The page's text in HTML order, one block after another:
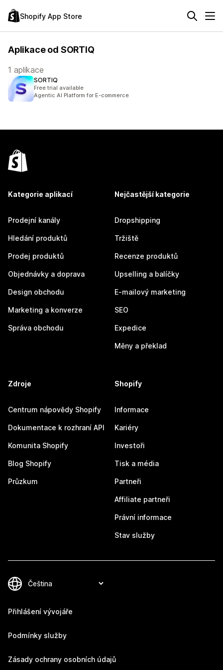
Shopify App Store
Aplikace od SORTIQ
1 aplikace
SORTIQ
Free trial available
Agentic AI Platform for E-commerce
Kategorie aplikací
Prodejní kanály
Hledání produktů
Prodej produktů
Objednávky a doprava
Design obchodu
Marketing a konverze
Správa obchodu
Nejčastější kategorie
Dropshipping
Tržiště
Recenze produktů
Upselling a balíčky
E-mailový marketing
SEO
Expedice
Měny a překlad
Zdroje
Centrum nápovědy Shopify
Dokumentace k rozhraní API
Komunita Shopify
Blog Shopify
Průzkum
Shopify
Informace
Kariéry
Investoři
Tisk a média
Partneři
Affiliate partneři
Právní informace
Stav služby
Přihlášení vývojáře
Podmínky služby
Zásady ochrany osobních údajů